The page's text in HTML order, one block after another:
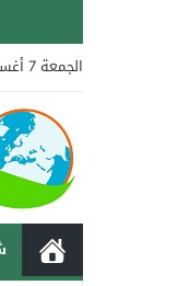
الجمعة 7 أغسطس 2026 - 20:28 مساءً